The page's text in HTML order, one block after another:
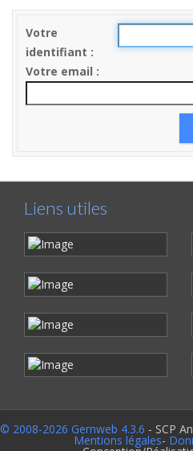
Votre
identifiant
Votre email
Liens utiles
© 2008-2026 Gemweb 4.3.6 - SCP
Mentions légales-